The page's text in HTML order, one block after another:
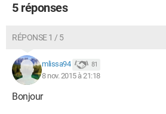
5 réponses
RÉPONSE 1 / 5
mlissa94 81
8 nov. 2015 à 21:18
Bonjour